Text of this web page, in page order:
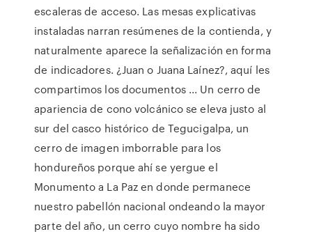
escaleras de acceso. Las mesas explicativas
instaladas narran resúmenes de la contienda, y
naturalmente aparece la señalización en forma
de indicadores. ¿Juan o Juana Laínez?, aquí les
compartimos los documentos ... Un cerro de
apariencia de cono volcánico se eleva justo al
sur del casco histórico de Tegucigalpa, un
cerro de imagen imborrable para los
hondureños porque ahí se yergue el
Monumento a La Paz en donde permanece
nuestro pabellón nacional ondeando la mayor
parte del año, un cerro cuyo nombre ha sido